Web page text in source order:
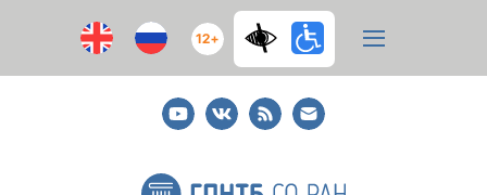
12+
YoutubeВКонтакте
RSS
E-
mail
подписка